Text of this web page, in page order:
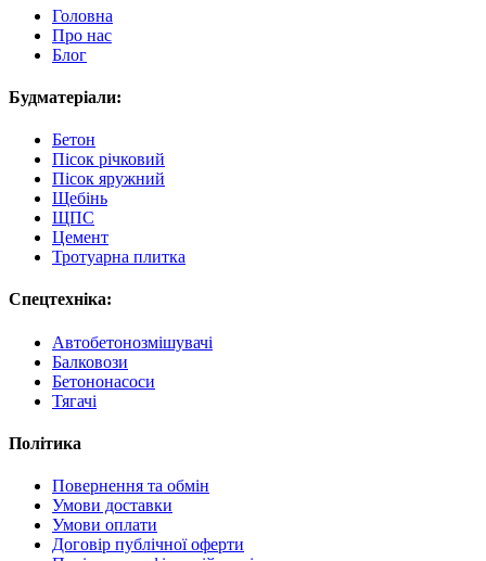
Головна
Про нас
Блог
Будматеріали:
Бетон
Пісок річковий
Пісок яружний
Щебінь
ЩПС
Цемент
Тротуарна плитка
Спецтехніка:
Автобетонозмішувачі
Балковози
Бетононасоси
Тягачі
Політика
Повернення та обмін
Умови доставки
Умови оплати
Договір публічної оферти